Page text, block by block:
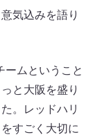
気込みを語り
ームということ
と大阪を盛り
。レッドハリ
すごく大切に